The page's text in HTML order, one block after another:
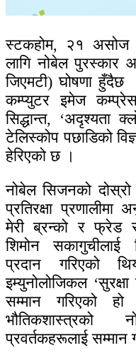
स्टकहोम, २१ असोज
लागि नोबेल
जिएमटी) घोषणा हुँदैछ
कम्प्युटर इमेज
सिद्धान्त, ‘अदृश्यता
टेलिस्कोप पछाडिको
हेरिएको छ ।
नोबेल सिजनको दोस्रो
प्रतिरक्षा प्रणालीमा
मेरी ब्रन्को र फ्रेड
शिमोन सकागुचीलाई
प्रदान गरिएको
इम्युनोलोजिकल
सम्मान गरिएको
भौतिकशास्त्रको
प्रवर्तकहरूलाई